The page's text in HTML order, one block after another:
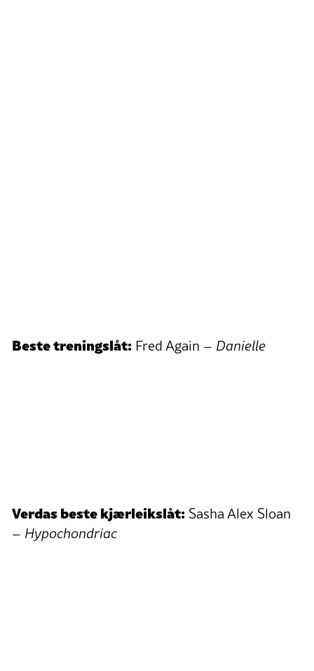
Beste treningslåt: Fred Again – Danielle
Verdas beste kjærleikslåt: Sasha Alex Sloan
– Hypochondriac